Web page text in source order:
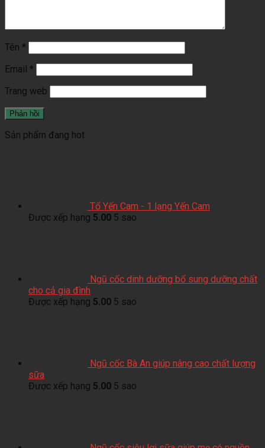
Tên *
Email *
Trang web
Sản phẩm đang hot
Tổ Yến Cam - 1 lạng Yến Cam
Được xếp hạng 5.00 5 sao
Ngũ cốc dinh dưỡng bổ sung dưỡng chất
cho cả gia đình
Được xếp hạng 5.00 5 sao
Ngũ cốc Bà An giúp nâng cao chất lượng
sữa
Được xếp hạng 5.00 5 sao